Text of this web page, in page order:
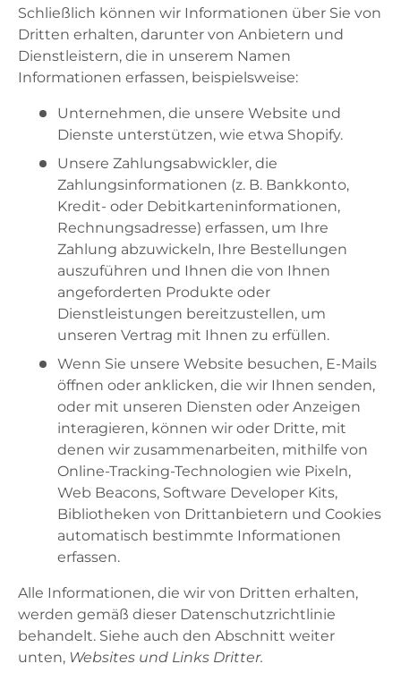
Schließlich können wir Informationen über Sie von
Dritten erhalten, darunter von Anbietern und
Dienstleistern, die in unserem Namen
Informationen erfassen, beispielsweise:
Unternehmen, die unsere Website und
Dienste unterstützen, wie etwa Shopify.
Unsere Zahlungsabwickler, die
Zahlungsinformationen (z. B. Bankkonto,
Kredit- oder Debitkarteninformationen,
Rechnungsadresse) erfassen, um Ihre
Zahlung abzuwickeln, Ihre Bestellungen
auszuführen und Ihnen die von Ihnen
angeforderten Produkte oder
Dienstleistungen bereitzustellen, um
unseren Vertrag mit Ihnen zu erfüllen.
Wenn Sie unsere Website besuchen, E-Mails
öffnen oder anklicken, die wir Ihnen senden,
oder mit unseren Diensten oder Anzeigen
interagieren, können wir oder Dritte, mit
denen wir zusammenarbeiten, mithilfe von
Online-Tracking-Technologien wie Pixeln,
Web Beacons, Software Developer Kits,
Bibliotheken von Drittanbietern und Cookies
automatisch bestimmte Informationen
erfassen.
Alle Informationen, die wir von Dritten erhalten,
werden gemäß dieser Datenschutzrichtlinie
behandelt. Siehe auch den Abschnitt weiter
unten, Websites und Links Dritter.